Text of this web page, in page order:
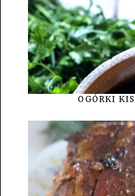
OGÓRKI